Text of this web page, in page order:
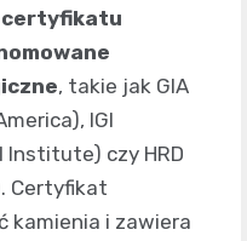
certyfikatu
, takie jak GIA
IGI
czy HRD
Certyfikat
kamienia i zawiera